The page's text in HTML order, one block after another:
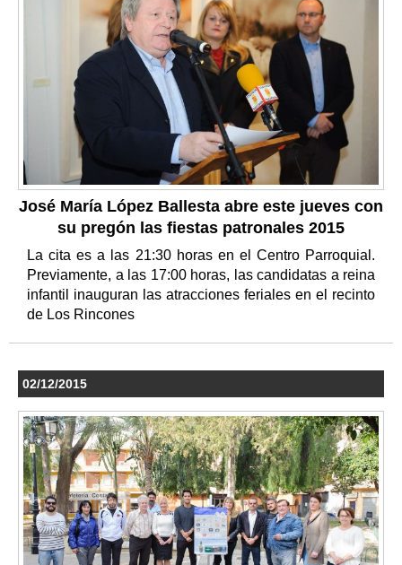
José María López Ballesta abre este jueves con
su pregón las fiestas patronales 2015
La cita es a las 21:30 horas en el Centro Parroquial.
Previamente, a las 17:00 horas, las candidatas a reina
infantil inauguran las atracciones feriales en el recinto
de Los Rincones
02/12/2015